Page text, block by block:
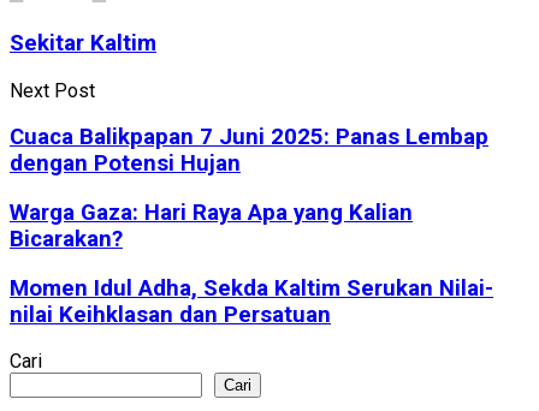
Sekitar Kaltim
Next Post
Cuaca Balikpapan 7 Juni 2025: Panas Lembap
dengan Potensi Hujan
Warga Gaza: Hari Raya Apa yang Kalian
Bicarakan?
Momen Idul Adha, Sekda Kaltim Serukan Nilai-
nilai Keihklasan dan Persatuan
Cari
Cari